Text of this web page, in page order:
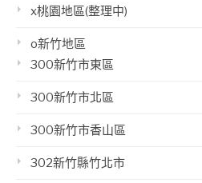
x桃園地區(整理中)
o新竹地區
300新竹市東區
300新竹市北區
300新竹市香山區
302新竹縣竹北市